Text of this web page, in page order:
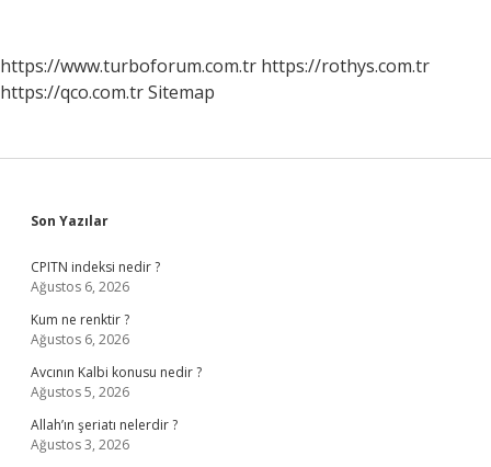
https://www.turboforum.com.tr https://rothys.com.tr
https://qco.com.trSitemap
Sidebar
Son Yazılar
CPITN indeksi nedir ?
Ağustos 6, 2026
Kum ne renktir ?
Ağustos 6, 2026
Avcının Kalbi konusu nedir ?
Ağustos 5, 2026
Allah’ın şeriatı nelerdir ?
Ağustos 3, 2026